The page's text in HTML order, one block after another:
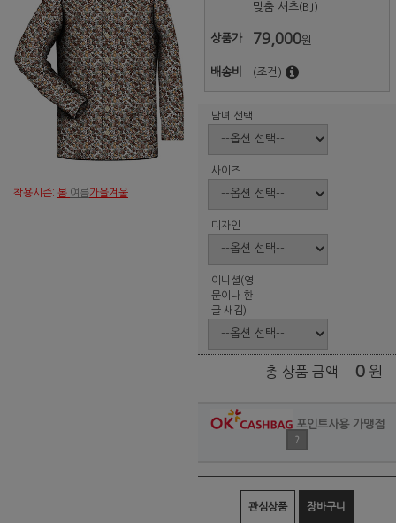
착용시즌: 봄 여름 가을겨울
맞춤 셔츠(BJ)
상품가 79,000원
배송비 (조건)
남녀 선택
사이즈
디자인
이니셜(영
문이나 한
글 새김)
총 상품 금액 0 원
포인트사용 가맹점
?
관심상품 장바구니